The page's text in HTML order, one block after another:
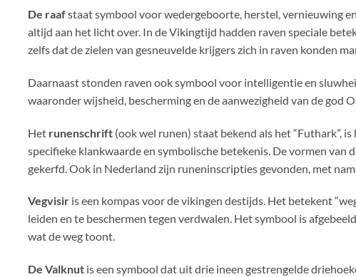
De raafstaat symbool voor wedergeboorte, herstel, vernieuwing
altijd aan het licht over. In de Vikingtijd hadden raven speciale
zelfs dat de zielen van gesneuvelde krijgers zich in raven konden
Daarnaast stonden raven ook symbool voor intelligentie en
waaronder wijsheid, bescherming en de aanwezigheid van de god
Het runenschrift (ook wel runen) staat bekend als het “Futhark”,
specifieke klankwaarde en symbolische betekenis. De vormen
gekerfd. Ook in Nederland zijn runeninscripties gevonden, met
Vegvisir is een kompas voor de vikingen destijds. Het betekent
leiden en te beschermen tegen verdwalen. Het symbool is
wat de weg toont.
De Valknut is een symbool dat uit drie ineen gestrengelde